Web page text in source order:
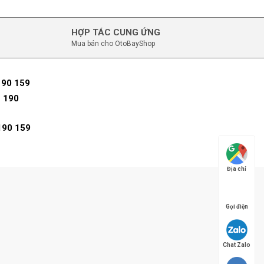
HỢP TÁC CUNG ỨNG
Mua bán cho OtoBayShop
159
190
159
Địa chỉ
Gọi điện
Chat Zalo